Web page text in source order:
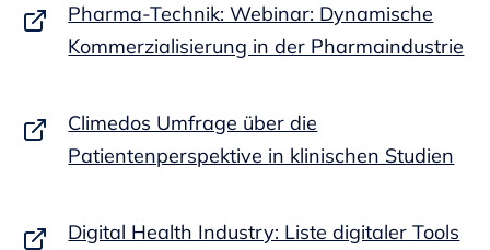
Pharma-Technik: Webinar: Dynamische
Kommerzialisierung in der Pharmaindustrie
Climedos Umfrage über die
Patientenperspektive in klinischen Studien
Digital Health Industry: Liste digitaler Tools